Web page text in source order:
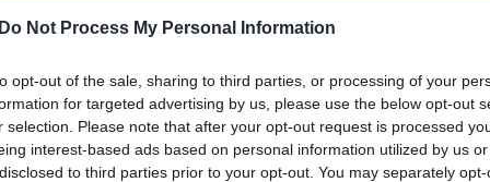
Do Not Process My Personal Information
opt-out of the sale, sharing to third parties, or processing of your
for targeted advertising by us, please use the below opt-out
selection. Please note that after your opt-out request is processed
interest-based ads based on personal information utilized by us
to third parties prior to your opt-out. You may separately
mažiau nei pernai. Vilniaus maratono dalyviai
giesmę“, o vėliau – pasileido į trasą. 42
greičiausiai nubėgo svečias iš Latvijos
rekordas tik Lrytas.TV Video